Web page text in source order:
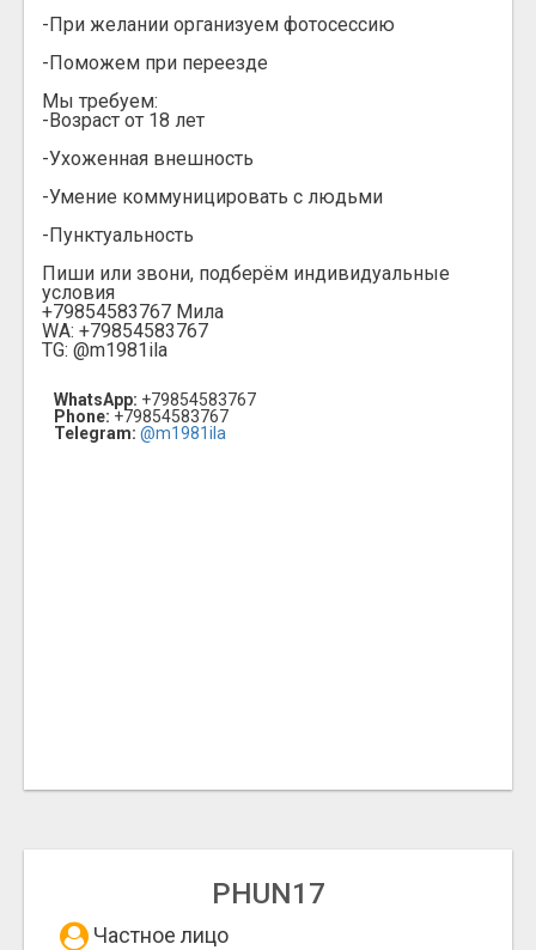
-При желании организуем фотосессию
-Поможем при переезде
Мы требуем:
-Возраст от 18 лет
-Ухоженная внешность
-Умение коммуницировать с людьми
-Пунктуальность
Пиши или звони, подберём индивидуальные
условия
+79854583767 Мила
WA: +79854583767
TG: @m1981ila
WhatsApp: +79854583767
Phone: +79854583767
Telegram: @m1981ila
PHUN17
Частное лицо